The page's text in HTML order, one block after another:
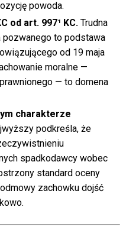
powoda.
od art. 997¹ KC. Trudna
pozwanego to podstawa
od 19 maja
moralne —
— to domena
charakterze
podkreśla, że
spadkodawcy wobec
standard oceny
zachowku dojść